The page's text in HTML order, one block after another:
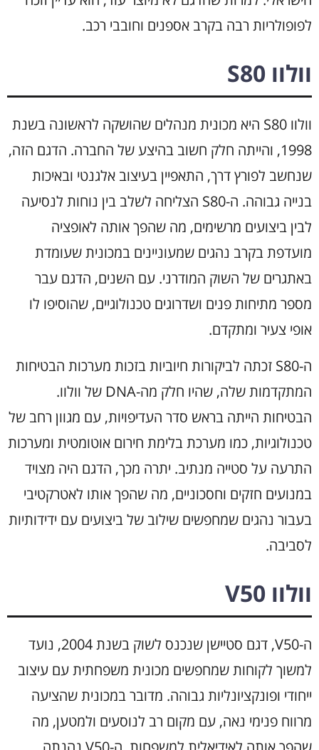
לפופולריות רבה בקרב אספנים וחובבי רכב.
וולוו S80
וולוו S80 היא מכונית מנהלים שהושקה לראשונה בשנת
1998, והייתה חלק חשוב בהיצע של החברה. הדגם הזה,
שנחשב לפורץ דרך, התאפיין בעיצוב אלגנטי ובאיכות
בנייה גבוהה. ה-S80 הצליחה לשלב בין נוחות לנסיעה
לבין ביצועים מרשימים, מה שהפך אותה לאופציה
מועדפת בקרב נהגים שמעוניינים במכונית שעומדת
באתגרים של השוק המודרני. עם השנים, הדגם עבר
מספר מתיחות פנים ושדרוגים טכנולוגיים, שהוסיפו לו
אופי צעיר ומתקדם.
ה-S80 זכתה לביקורות חיוביות בזכות מערכות הבטיחות
המתקדמות שלה, שהיו חלק מה-DNA של וולוו.
הבטיחות הייתה בראש סדר העדיפויות, עם מגוון רחב של
טכנולוגיות, כמו מערכת בלימת חירום אוטומטית ומערכות
התרעה על סטייה מנתיב. יתרה מכך, הדגם היה מצויד
במנועים חזקים וחסכוניים, מה שהפך אותו לאטרקטיבי
בעבור נהגים שמחפשים שילוב של ביצועים עם ידידותיות
לסביבה.
וולוו V50
ה-V50, דגם סטיישן שנכנס לשוק בשנת 2004, נועד
למשוך לקוחות שמחפשים מכונית משפחתית עם עיצוב
ייחודי ופונקציונליות גבוהה. מדובר במכונית שהציעה
מרווח פנימי נאה, עם מקום רב לנוסעים ולמטען, מה